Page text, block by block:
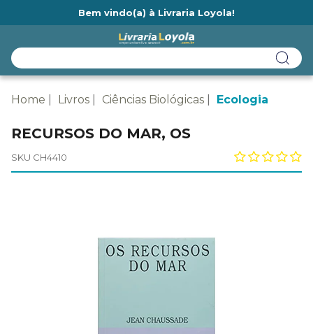
Bem vindo(a) à Livraria Loyola!
Home Livros Ciências Biológicas Ecologia
RECURSOS DO MAR, OS
SKU CH4410